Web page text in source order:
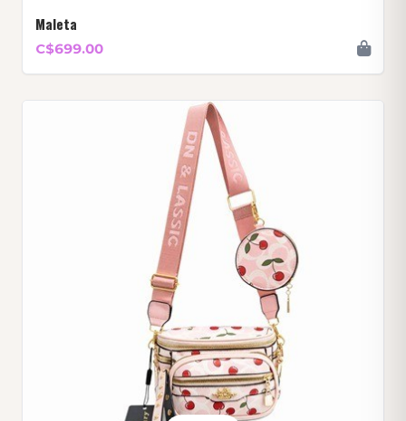
Maleta
C$699.00